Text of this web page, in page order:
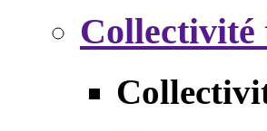
Collectivité